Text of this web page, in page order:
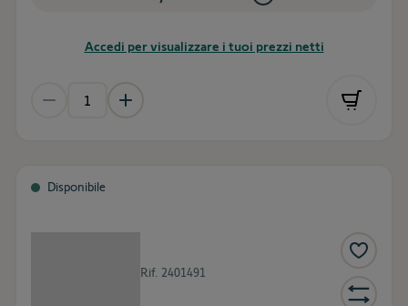
Accedi per visualizzare i tuoi prezzi netti
Disponibile
Rif. 2401491